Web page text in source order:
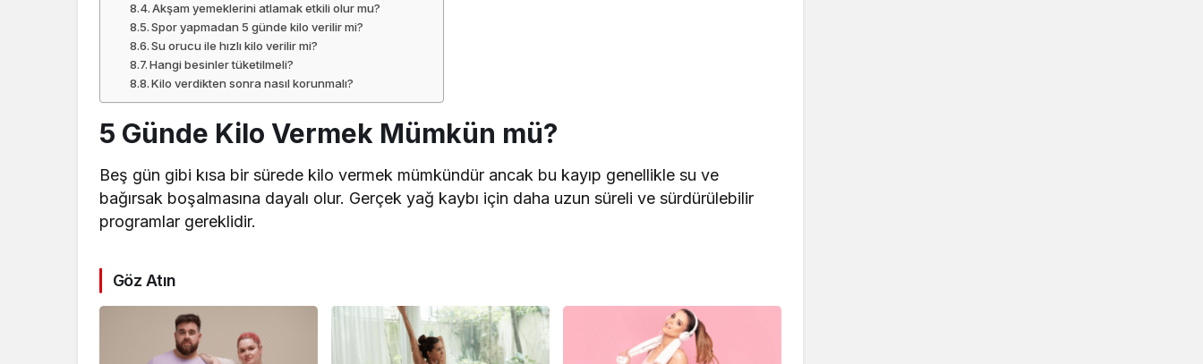
Akşam yemeklerini atlamak etkili olur mu?
Spor yapmadan 5 günde kilo verilir mi?
Su orucu ile hızlı kilo verilir mi?
Hangi besinler tüketilmeli?
Kilo verdikten sonra nasıl korunmalı?
5 Günde Kilo Vermek Mümkün mü?
Beş gün gibi kısa bir sürede kilo vermek mümkündür ancak bu kayıp genellikle su ve
bağırsak boşalmasına dayalı olur. Gerçek yağ kaybı için daha uzun süreli ve sürdürülebilir
programlar gereklidir.
Göz Atın